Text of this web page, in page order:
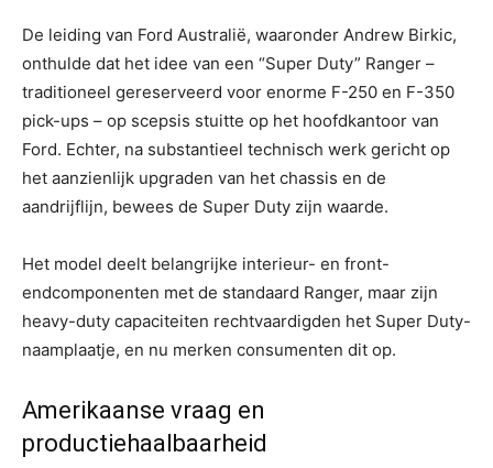
De leiding van Ford Australië, waaronder Andrew Birkic,
onthulde dat het idee van een “Super Duty” Ranger –
traditioneel gereserveerd voor enorme F-250 en F-350
pick-ups – op scepsis stuitte op het hoofdkantoor van
Ford. Echter, na substantieel technisch werk gericht op
het aanzienlijk upgraden van het chassis en de
aandrijflijn, bewees de Super Duty zijn waarde.
Het model deelt belangrijke interieur- en front-
endcomponenten met de standaard Ranger, maar zijn
heavy-duty capaciteiten rechtvaardigden het Super Duty-
naamplaatje, en nu merken consumenten dit op.
Amerikaanse vraag en
productiehaalbaarheid